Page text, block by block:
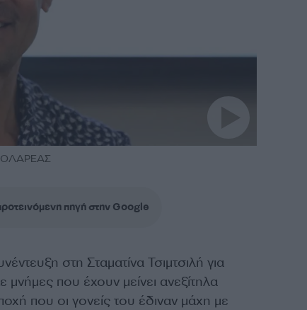
πηγή στην Google
στη Σταματίνα Τσιμτσιλή για
μνήμες που έχουν μείνει ανεξίτηλα
που οι γονείς του έδιναν μάχη με